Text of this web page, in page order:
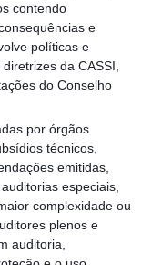
contendo
e
políticas e
da CASSI,
do Conselho
por órgãos
técnicos,
emitidas,
especiais,
complexidade ou
plenos e
auditoria,